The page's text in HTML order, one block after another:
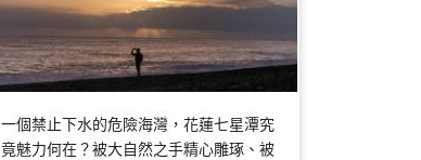
一個禁止下水的危險海灣，花蓮七星潭究
竟魅力何在？被大自然之手精心雕琢、被